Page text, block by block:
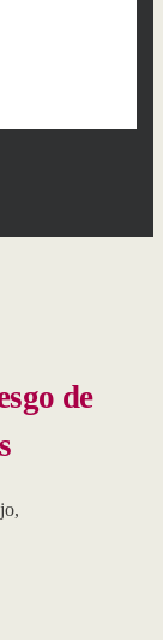
de
,